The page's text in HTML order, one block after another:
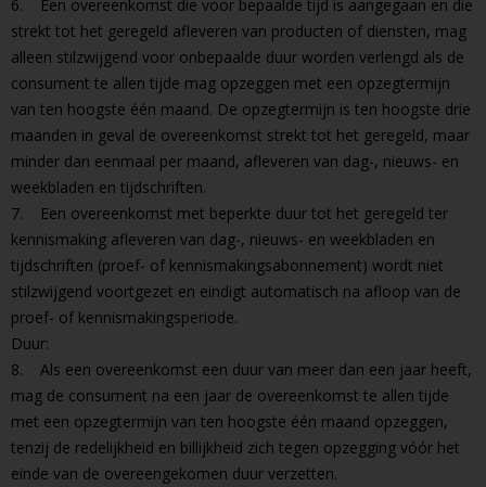
6. Een overeenkomst die voor bepaalde tijd is aangegaan en die
strekt tot het geregeld afleveren van producten of diensten, mag
alleen stilzwijgend voor onbepaalde duur worden verlengd als de
consument te allen tijde mag opzeggen met een opzegtermijn
van ten hoogste één maand. De opzegtermijn is ten hoogste drie
maanden in geval de overeenkomst strekt tot het geregeld, maar
minder dan eenmaal per maand, afleveren van dag-, nieuws- en
weekbladen en tijdschriften.
7. Een overeenkomst met beperkte duur tot het geregeld ter
kennismaking afleveren van dag-, nieuws- en weekbladen en
tijdschriften (proef- of kennismakingsabonnement) wordt niet
stilzwijgend voortgezet en eindigt automatisch na afloop van de
proef- of kennismakingsperiode.
Duur:
8. Als een overeenkomst een duur van meer dan een jaar heeft,
mag de consument na een jaar de overeenkomst te allen tijde
met een opzegtermijn van ten hoogste één maand opzeggen,
tenzij de redelijkheid en billijkheid zich tegen opzegging vóór het
einde van de overeengekomen duur verzetten.